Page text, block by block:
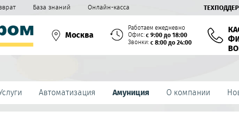
База знаний Онлайн-касса
Москва
Работаем ежедневно
Офис: с 9:00 до 18:00
Звонки: с 8:00 до 24:00
Автоматизация Амуниция О компании